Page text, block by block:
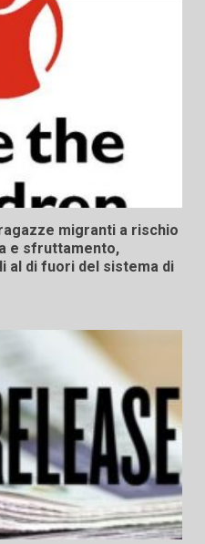
migranti a rischio
e sfruttamento,
al di fuori del sistema di